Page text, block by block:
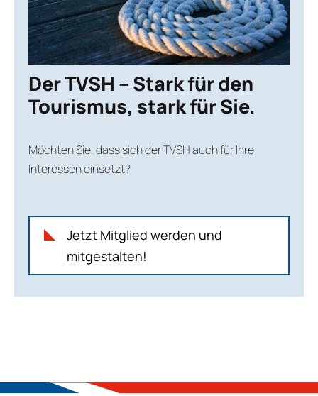
Der TVSH – Stark für den
Tourismus, stark für Sie.
Möchten Sie, dass sich der TVSH auch für Ihre
Interessen einsetzt?
Jetzt Mitglied werden und
mitgestalten!